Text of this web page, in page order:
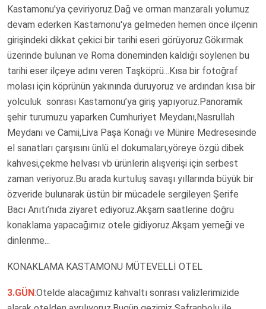
Kastamonu'ya çeviriyoruz.Dağ ve orman manzaralı yolumuz
devam ederken Kastamonu'ya gelmeden hemen önce ilçenin
girişindeki dikkat çekici bir tarihi eseri görüyoruz.Gökırmak
üzerinde bulunan ve Roma döneminden kaldığı söylenen bu
tarihi eser ilçeye adını veren Taşköprü...Kısa bir fotoğraf
molası için köprünün yakınında duruyoruz ve ardından kısa bir
yolculuk sonrası Kastamonu’ya giriş yapıyoruz.Panoramik
şehir turumuzu yaparken Cumhuriyet Meydanı,Nasrullah
Meydanı ve Camii,Liva Paşa Konağı ve Münire Medresesinde
el sanatları çarşısını ünlü el dokumaları,yöreye özgü dibek
kahvesi,çekme helvası vb ürünlerin alışverişi için serbest
zaman veriyoruz.Bu arada kurtuluş savaşı yıllarında büyük bir
özveride bulunarak üstün bir mücadele sergileyen Şerife
Bacı Anıtı’nıda ziyaret ediyoruz.Akşam saatlerine doğru
konaklama yapacağımız otele gidiyoruz.Akşam yemeği ve
dinlenme...
KONAKLAMA KASTAMONU MÜTEVELLİ OTEL
3.GÜN:Otelde alacağımız kahvaltı sonrası valizlerimizide